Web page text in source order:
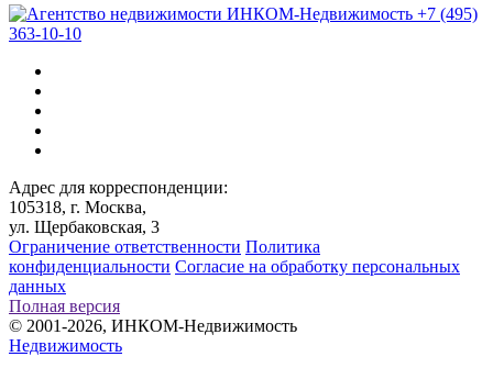
+7 (495)
363-10-10
Адрес для корреспонденции:
105318, г. Москва,
ул. Щербаковская, 3
Ограничение ответственности Политика
конфиденциальности Согласие на обработку персональных
данных
Полная версия
© 2001-2026, ИНКОМ-Недвижимость
Недвижимость